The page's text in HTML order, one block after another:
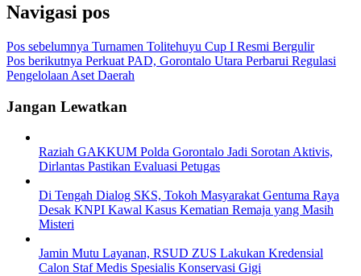
Navigasi pos
Pos sebelumnya Turnamen Tolitehuyu Cup I Resmi Bergulir
Pos berikutnya Perkuat PAD, Gorontalo Utara Perbarui Regulasi
Pengelolaan Aset Daerah
Jangan Lewatkan
Raziah GAKKUM Polda Gorontalo Jadi Sorotan Aktivis,
Dirlantas Pastikan Evaluasi Petugas
Di Tengah Dialog SKS, Tokoh Masyarakat Gentuma Raya
Desak KNPI Kawal Kasus Kematian Remaja yang Masih
Misteri
Jamin Mutu Layanan, RSUD ZUS Lakukan Kredensial
Calon Staf Medis Spesialis Konservasi Gigi